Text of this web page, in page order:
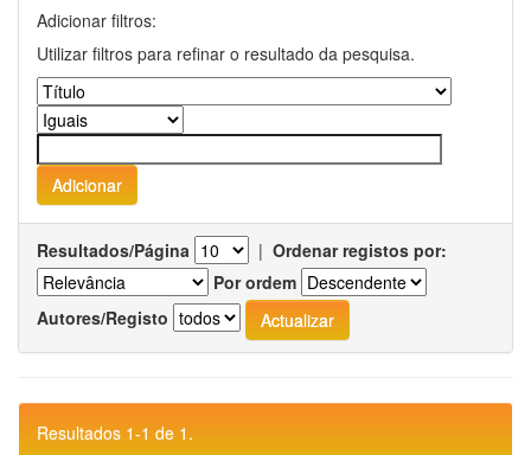
Adicionar filtros:
Utilizar filtros para refinar o resultado da pesquisa.
Resultados/Página | Ordenar registos por:
Por ordem
Autores/Registo
Resultados 1-1 de 1.